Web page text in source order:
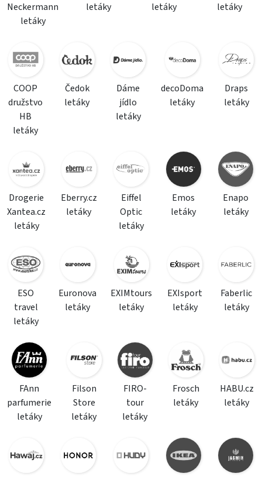
Neckermann
letáky
letáky
letáky
letáky
COOP
družstvo
HB
letáky
Čedok
letáky
Dáme
jídlo
letáky
decoDoma
letáky
Draps
letáky
Drogerie
Xantea.cz
letáky
Eberry.cz
letáky
Eiffel
Optic
letáky
Emos
letáky
Enapo
letáky
ESO
travel
letáky
Euronova
letáky
EXIMtours
letáky
EXIsport
letáky
Faberlic
letáky
FAnn
parfumerie
letáky
Filson
Store
letáky
FIRO-
tour
letáky
Frosch
letáky
HABU.cz
letáky